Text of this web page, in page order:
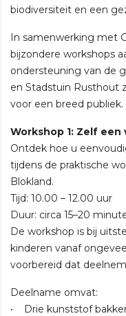
biodiversiteit en een
In samenwerking met
bijzondere workshops
ondersteuning van de
en Stadstuin Rusthout
voor een breed publiek.
Workshop 1: Zelf
Ontdek hoe u
tijdens de praktische
Blokland.
Tijd: 10.00 – 12.00 uur
Duur: circa 15–20
De workshop is bij
kinderen vanaf
voorbereid dat
Deelname omvat:
• Drie kunststof